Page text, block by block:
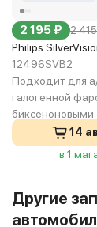
2 195 ₽ 2
Philips
12496SVB2
Подходит для
галогенной
14
в 1
Другие